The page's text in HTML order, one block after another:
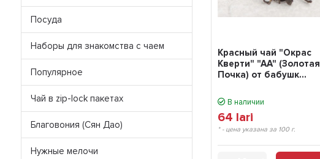
Посуда
Наборы для знакомства с чаем
Популярное
Чай в zip-lock пакетах
Благовония (Сян Дао)
Нужные мелочи
Красный чай "Окрас
Кверти" "АА" (Золотая
Почка) от бабушк...
В наличии
64 lari
* - цена указана за 100 г.